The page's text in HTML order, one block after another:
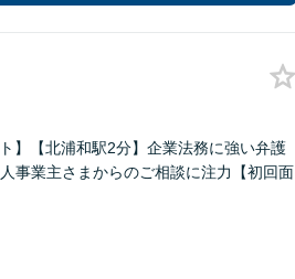
】【北浦和駅2分】企業法務に強い弁護
事業主さまからのご相談に注力【初回面